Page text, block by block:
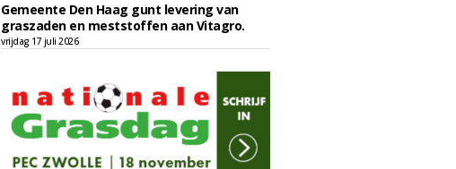
Gemeente Den Haag gunt levering van
graszaden en meststoffen aan Vitagro.
vrijdag 17 juli 2026